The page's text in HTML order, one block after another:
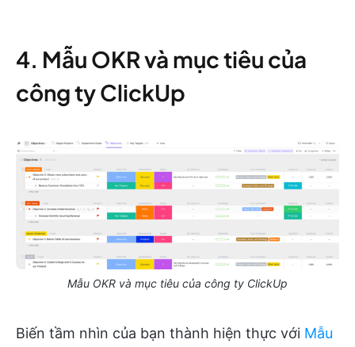
4. Mẫu OKR và mục tiêu của
công ty ClickUp
Mẫu OKR và mục tiêu của công ty ClickUp
Biến tầm nhìn của bạn thành hiện thực với Mẫu